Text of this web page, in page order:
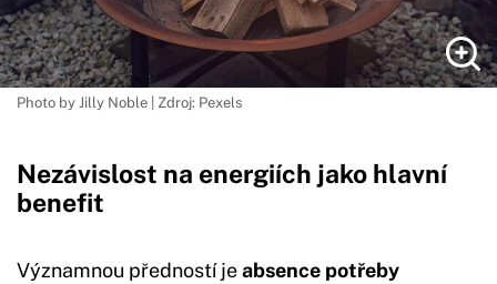
Photo by Jilly Noble | Zdroj: Pexels
Nezávislost na energiích jako hlavní
benefit
Významnou předností jeabsence potřeby